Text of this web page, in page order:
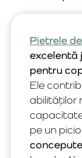
Pietrele
excelentă
pentru
Ele
abilităților
pe un